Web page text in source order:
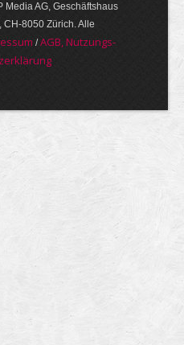
AG, Geschäftshaus
8050 Zürich. Alle
/AGB, Nut­zungs­